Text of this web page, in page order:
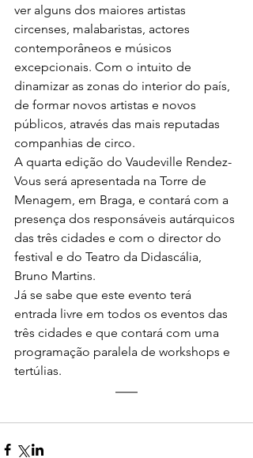
ver alguns dos maiores artistas
circenses, malabaristas, actores
contemporâneos e músicos
excepcionais. Com o intuito de
dinamizar as zonas do interior do país,
de formar novos artistas e novos
públicos, através das mais reputadas
companhias de circo.
A quarta edição do Vaudeville Rendez-
Vous será apresentada na Torre de
Menagem, em Braga, e contará com a
presença dos responsáveis autárquicos
das três cidades e com o director do
festival e do Teatro da Didascália,
Bruno Martins.
Já se sabe que este evento terá
entrada livre em todos os eventos das
três cidades e que contará com uma
programação paralela de workshops e
tertúlias.